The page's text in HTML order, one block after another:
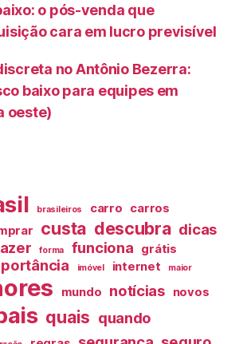
o pós-venda que
cara em lucro previsível
no Antônio Bezerra:
baixo para equipes em
oeste)
brasileiros carro carros
custa descubra dicas
forma funciona grátis
imóvel internet maior
mundo notícias novos
quais quando